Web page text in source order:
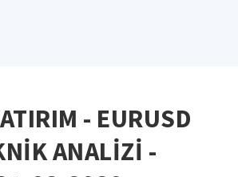
- EURUSD
ANALİZİ -